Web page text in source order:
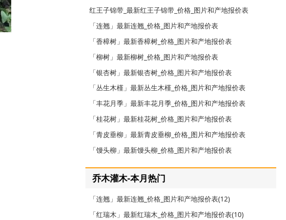
红王子锦带_最新红王子锦带_价格_图片和产地报价表
「连翘」最新连翘_价格_图片和产地报价表
「香樟树」最新香樟树_价格_图片和产地报价表
「柳树」最新柳树_价格_图片和产地报价表
「银杏树」最新银杏树_价格_图片和产地报价表
「丛生木槿」最新丛生木槿_价格_图片和产地报价表
「丰花月季」最新丰花月季_价格_图片和产地报价表
「桂花树」最新桂花树_价格_图片和产地报价表
「青皮垂柳」最新青皮垂柳_价格_图片和产地报价表
「馒头柳」最新馒头柳_价格_图片和产地报价表
乔木灌木-本月热门
「连翘」最新连翘_价格_图片和产地报价表(12)
「红瑞木」最新红瑞木_价格_图片和产地报价表(10)